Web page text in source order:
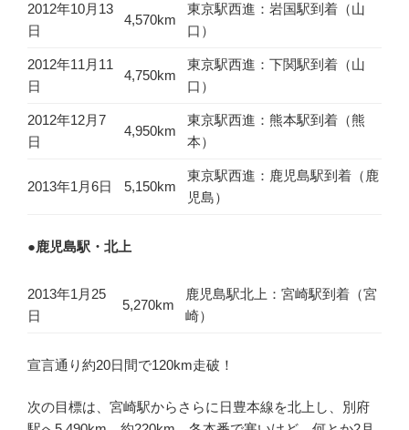
2012年10月13
日
4,570km
東京駅西進：岩国駅到着（山
口）
2012年11月11
日
4,750km
東京駅西進：下関駅到着（山
口）
2012年12月7
日
4,950km
東京駅西進：熊本駅到着（熊
本）
2013年1月6日 5,150km
東京駅西進：鹿児島駅到着（鹿
児島）
●鹿児島駅・北上
2013年1月25
日
5,270km
鹿児島駅北上：宮崎駅到着（宮
崎）
宣言通り約20日間で120km走破！
次の目標は、宮崎駅からさらに日豊本線を北上し、別府